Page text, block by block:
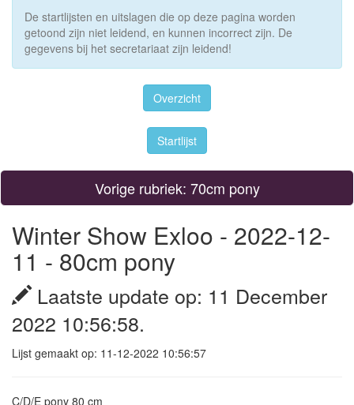
De startlijsten en uitslagen die op deze pagina worden
getoond zijn niet leidend, en kunnen incorrect zijn. De
gegevens bij het secretariaat zijn leidend!
Overzicht
Startlijst
Vorige rubriek: 70cm pony
Winter Show Exloo - 2022-12-
11 - 80cm pony
Laatste update op: 11 December
2022 10:56:58.
Lijst gemaakt op: 11-12-2022 10:56:57
C/D/E pony 80 cm